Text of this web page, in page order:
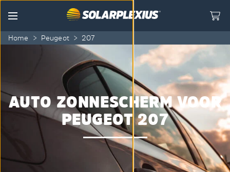
Skip to content
Menu
Home > Peugeot > 207
AUTO ZONNESCHERM VOOR
PEUGEOT 207